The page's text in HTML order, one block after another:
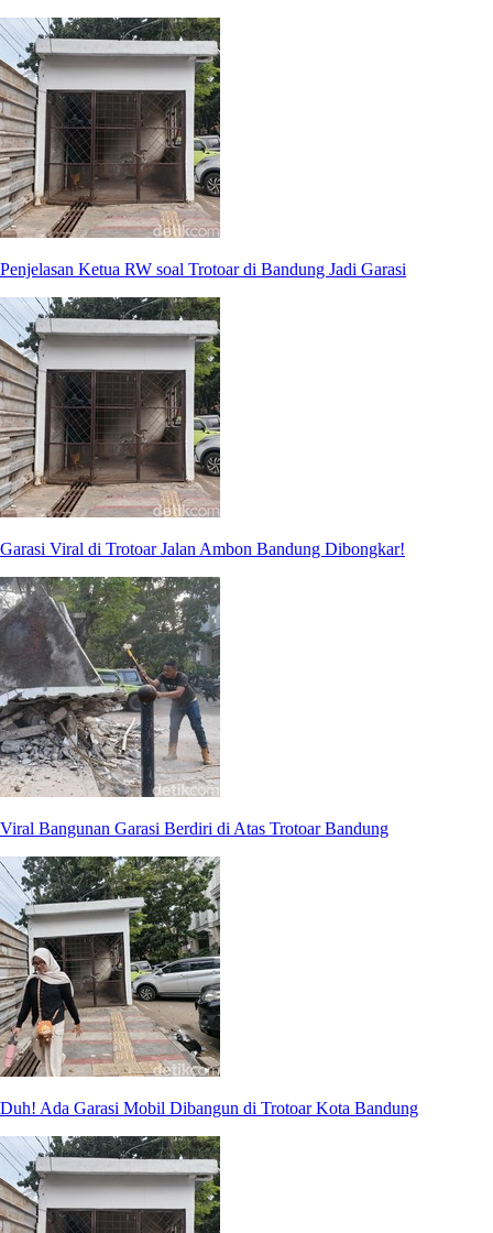
Penjelasan Ketua RW soal Trotoar di Bandung Jadi Garasi
Garasi Viral di Trotoar Jalan Ambon Bandung Dibongkar!
Viral Bangunan Garasi Berdiri di Atas Trotoar Bandung
Duh! Ada Garasi Mobil Dibangun di Trotoar Kota Bandung